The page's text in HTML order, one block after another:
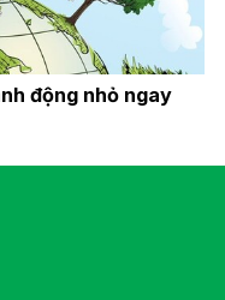
động nhỏ ngay